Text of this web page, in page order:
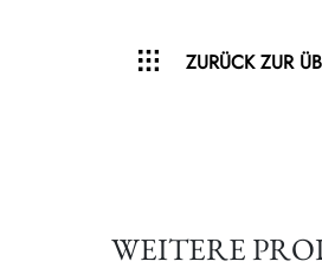
ZURÜCK ZUR
WEITERE